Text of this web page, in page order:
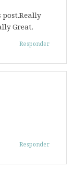
Great.
Responder
Responder